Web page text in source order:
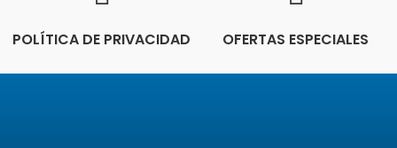
POLÍTICA DE PRIVACIDAD OFERTAS ESPECIALES